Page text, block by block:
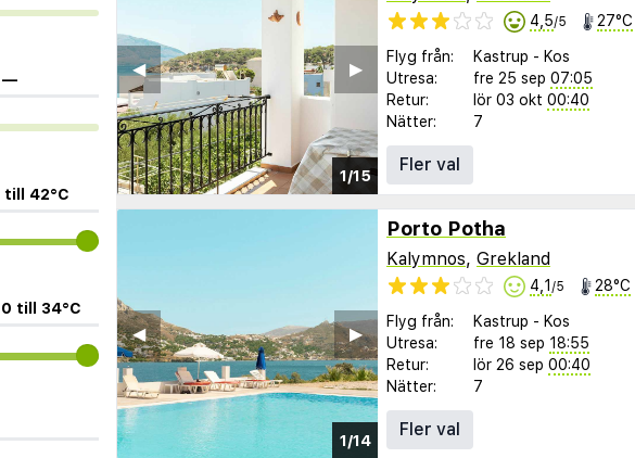
—
till 42°C
0 till 34°C
1/15
▶︎
◀︎
4,5/5 27°C
Flyg från: Kastrup - Kos
Utresa:
fre 25 sep 07:05
Retur:
lör 03 okt 00:40
Nätter:
7
Fler val
1/14
▶︎
◀︎
Porto Potha
Kalymnos, Grekland
4,1 /5 28°C
Flyg från: Kastrup - Kos
Utresa:
fre 18 sep 18:55
Retur:
lör 26 sep 00:40
Nätter:
7
Fler val